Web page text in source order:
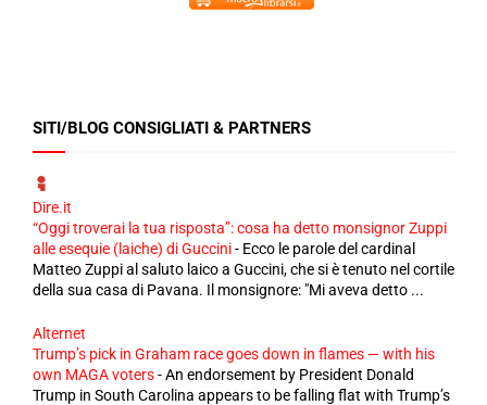
SITI/BLOG CONSIGLIATI & PARTNERS
Dire.it
“Oggi troverai la tua risposta”: cosa ha detto monsignor Zuppi
alle esequie (laiche) di Guccini- Ecco le parole del cardinal
Matteo Zuppi al saluto laico a Guccini, che si è tenuto nel cortile
della sua casa di Pavana. Il monsignore: "Mi aveva detto ...
Alternet
Trump’s pick in Graham race goes down in flames — with his
own MAGA voters-An endorsement by President Donald
Trump in South Carolina appears to be falling flat with Trump’s